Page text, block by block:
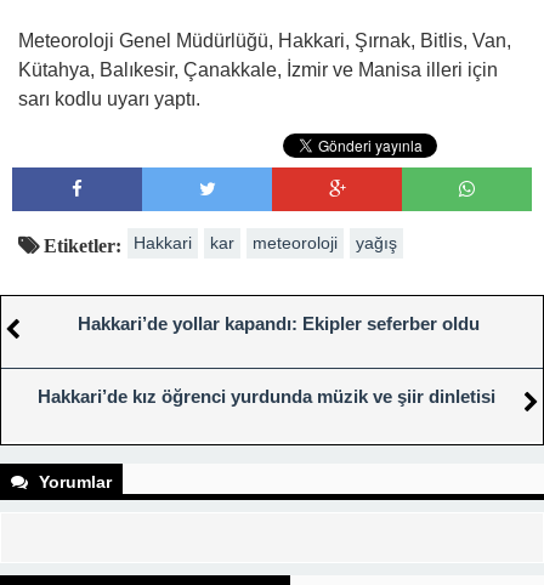
Meteoroloji Genel Müdürlüğü, Hakkari, Şırnak, Bitlis, Van,
Kütahya, Balıkesir, Çanakkale, İzmir ve Manisa illeri için
sarı kodlu uyarı yaptı.
Etiketler: Hakkari kar meteoroloji yağış
Hakkari’de yollar kapandı: Ekipler seferber oldu
Hakkari’de kız öğrenci yurdunda müzik ve şiir dinletisi
Yorumlar